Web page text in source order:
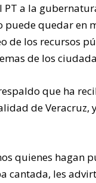
a la
quedar en
de los recursos
de los
que ha
de Veracruz,
quienes hagan
cantada, les